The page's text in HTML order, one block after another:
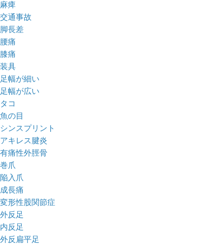
麻痺
交通事故
脚長差
腰痛
膝痛
装具
足幅が細い
足幅が広い
タコ
魚の目
シンスプリント
アキレス腱炎
有痛性外脛骨
巻爪
陥入爪
成長痛
変形性股関節症
外反足
内反足
外反扁平足